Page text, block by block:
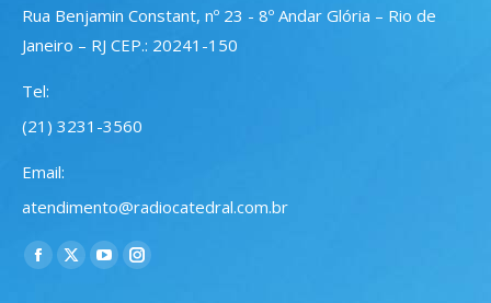
Rua Benjamin Constant, nº 23 - 8º Andar Glória – Rio de
Janeiro – RJ CEP.: 20241-150
Tel:
(21) 3231-3560
Email:
atendimento@radiocatedral.com.br
Encontre-nos em:
Facebook
X
YouTubeInstagram